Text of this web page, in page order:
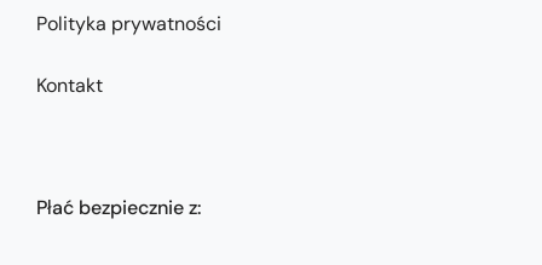
Polityka prywatności
Kontakt
Płać bezpiecznie z: